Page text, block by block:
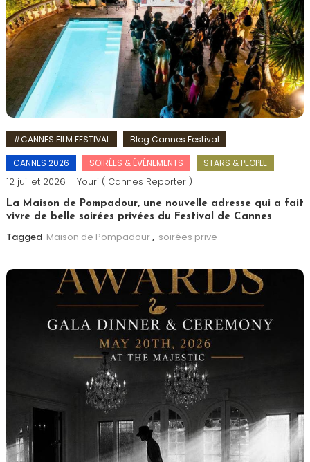
#CANNES FILM FESTIVAL
Blog Cannes Festival
CANNES 2026
SOIRÉES & ÉVÉNEMENTS STARS & PEOPLE
12 juillet 2026 Youri ( Cannes Reporter )
La Maison de Pompadour, une nouvelle adresse qui a fait
vivre de belle soirées privées du Festival de Cannes
Tagged Maison de Pompadour, soirées prive